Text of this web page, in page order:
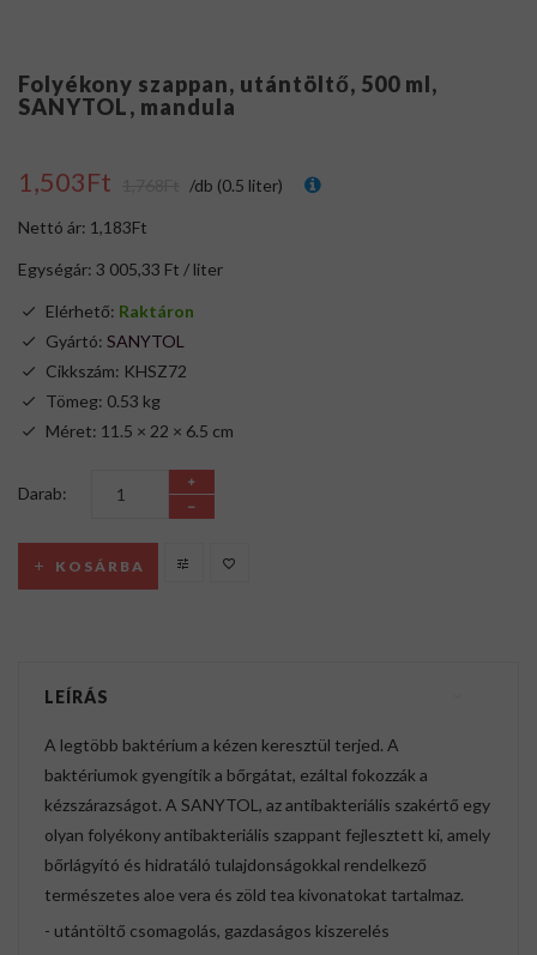
Folyékony szappan, utántöltő, 500 ml,
SANYTOL, mandula
1,503Ft /db (0.5 liter)
Nettó ár: 1,183Ft
Egységár: 3 005,33 Ft / liter
Elérhető: Raktáron
Gyártó: SANYTOL
Cikkszám: KHSZ72
Tömeg: 0.53 kg
Méret: 11.5 × 22 × 6.5 cm
Darab:
KOSÁRBA
LEÍRÁS
A legtöbb baktérium a kézen keresztül terjed. A
baktériumok gyengítik a bőrgátat, ezáltal fokozzák a
kézszárazságot. A SANYTOL, az antibakteriális szakértő egy
olyan folyékony antibakteriális szappant fejlesztett ki, amely
bőrlágyító és hidratáló tulajdonságokkal rendelkező
természetes aloe vera és zöld tea kivonatokat tartalmaz.
- utántöltő csomagolás, gazdaságos kiszerelés